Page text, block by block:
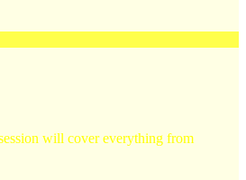
will cover everything from